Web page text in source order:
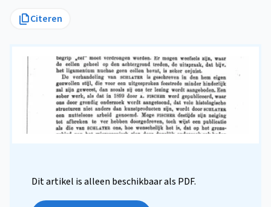
Citeren
Dit artikel is alleen beschikbaar als PDF.